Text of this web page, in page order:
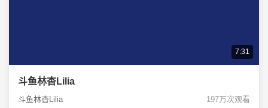
7:31
斗鱼林杳Lilia
斗鱼林杳Lilia 197万次观看